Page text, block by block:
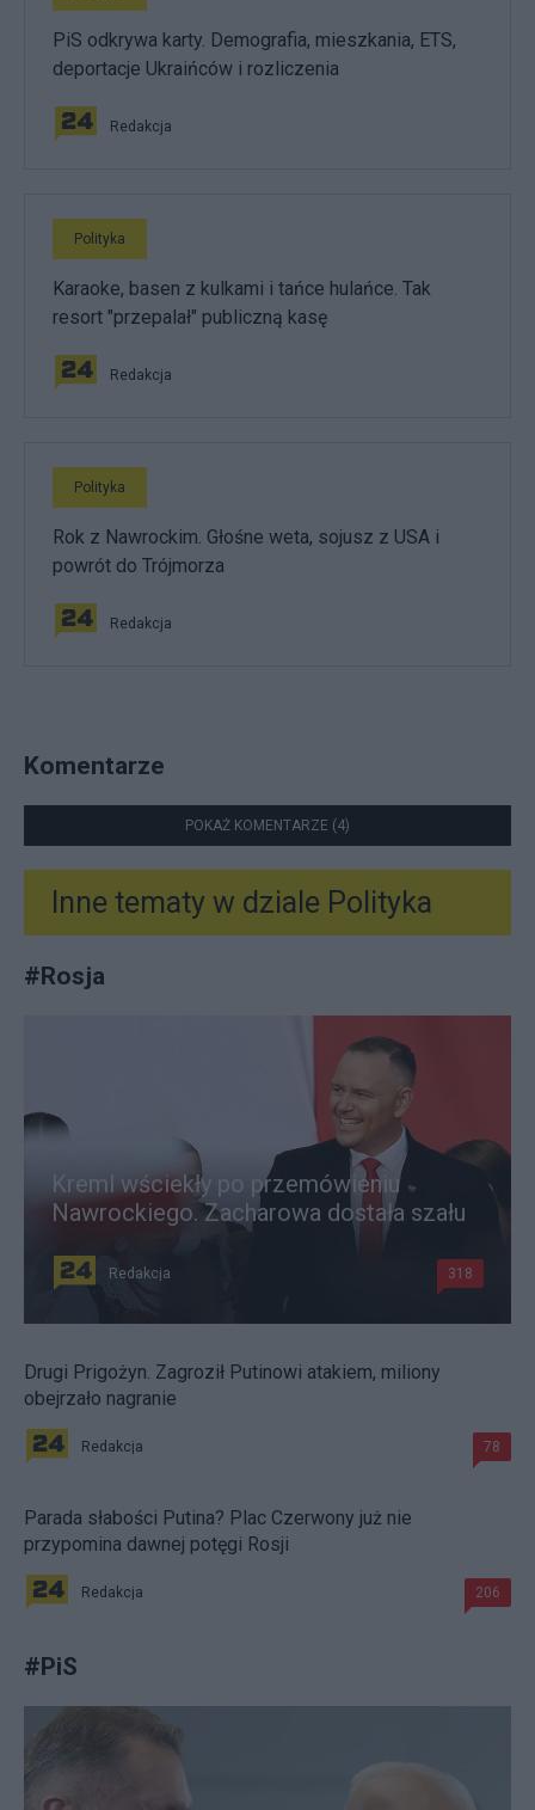
PiS odkrywa karty. Demografia, mieszkania, ETS,
deportacje Ukraińców i rozliczenia
Redakcja
Polityka
Karaoke, basen z kulkami i tańce hulańce. Tak
resort "przepalał" publiczną kasę
Redakcja
Polityka
Rok z Nawrockim. Głośne weta, sojusz z USA i
powrót do Trójmorza
Redakcja
Komentarze
POKAŻ KOMENTARZE (4)
Inne tematy w dziale Polityka
#Rosja
Kreml wściekły po przemówieniu
Nawrockiego. Zacharowa dostała szału
Redakcja 318
Drugi Prigożyn. Zagroził Putinowi atakiem, miliony
obejrzało nagranie
Redakcja 78
Parada słabości Putina? Plac Czerwony już nie
przypomina dawnej potęgi Rosji
Redakcja 206
#PiS